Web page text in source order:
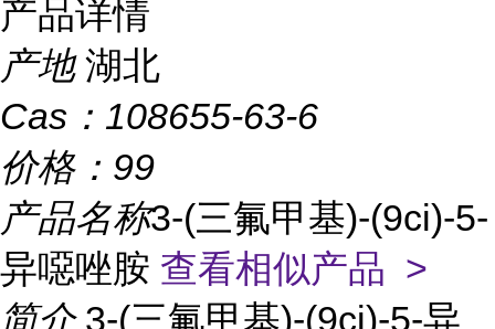
产品详情
产地 湖北
Cas： 108655-63-6
价格： 99
产品名称3-(三氟甲基)-(9ci)-5-
异噁唑胺 查看相似产品 >
简介 3-(三氟甲基)-(9ci)-5-异